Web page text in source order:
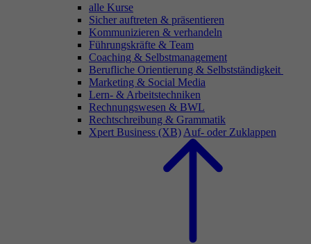
alle Kurse
Sicher auftreten & präsentieren
Kommunizieren & verhandeln
Führungskräfte & Team
Coaching & Selbstmanagement
Berufliche Orientierung & Selbstständigkeit
Marketing & Social Media
Lern- & Arbeitstechniken
Rechnungswesen & BWL
Rechtschreibung & Grammatik
Xpert Business (XB) Auf- oder Zuklappen